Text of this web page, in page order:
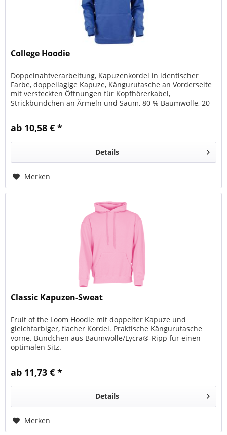
College Hoodie
Doppelnahtverarbeitung, Kapuzenkordel in identischer
Farbe, doppellagige Kapuze, Kängurutasche an Vorderseite
mit versteckten Öffnungen für Kopfhörerkabel,
Strickbündchen an Ärmeln und Saum, 80 % Baumwolle, 20
ab 10,58 € *
Details
Merken
Classic Kapuzen-Sweat
Fruit of the Loom Hoodie mit doppelter Kapuze und
gleichfarbiger, flacher Kordel. Praktische Kängurutasche
vorne. Bündchen aus Baumwolle/Lycra®-Ripp für einen
optimalen Sitz.
ab 11,73 € *
Details
Merken